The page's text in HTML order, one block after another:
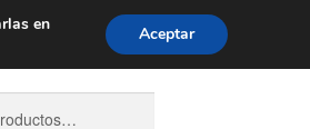
900 933 246
en Aceptar